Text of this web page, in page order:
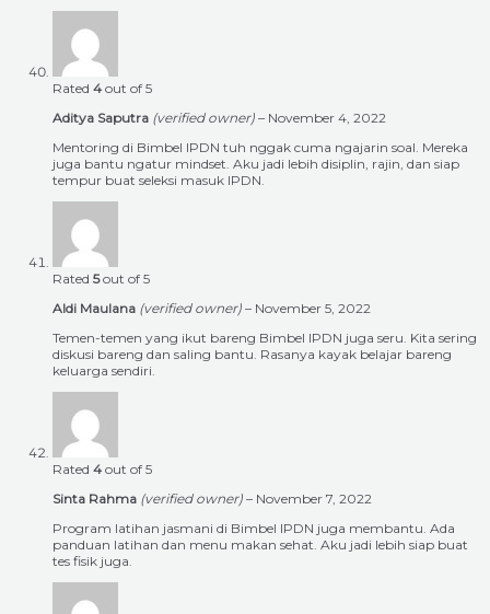
Rated 4 out of 5
Aditya Saputra (verified owner) – November 4, 2022
Mentoring di Bimbel IPDN tuh nggak cuma ngajarin soal. Mereka
juga bantu ngatur mindset. Aku jadi lebih disiplin, rajin, dan siap
tempur buat seleksi masuk IPDN.
Rated 5out of 5
Aldi Maulana (verified owner) – November 5, 2022
Temen-temen yang ikut bareng Bimbel IPDN juga seru. Kita sering
diskusi bareng dan saling bantu. Rasanya kayak belajar bareng
keluarga sendiri.
Rated 4 out of 5
Sinta Rahma (verified owner) – November 7, 2022
Program latihan jasmani di Bimbel IPDN juga membantu. Ada
panduan latihan dan menu makan sehat. Aku jadi lebih siap buat
tes fisik juga.